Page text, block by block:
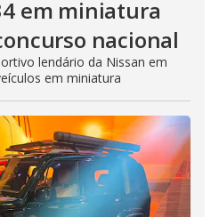
em miniatura
nacional
lendário da Nissan em
em miniatura